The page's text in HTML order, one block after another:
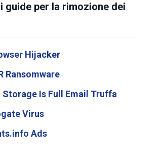
guide per la rimozione dei
Hijacker
Ransomware
Storage Is Full Email Truffa
Virus
Ads